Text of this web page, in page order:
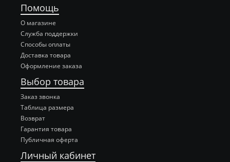
Помощь
О магазине
Служба поддержки
Способы оплаты
Доставка товара
Оформление заказа
Выбор товара
Заказ звонка
Таблица размера
Возврат
Гарантия товара
Публичная оферта
Личный кабинет